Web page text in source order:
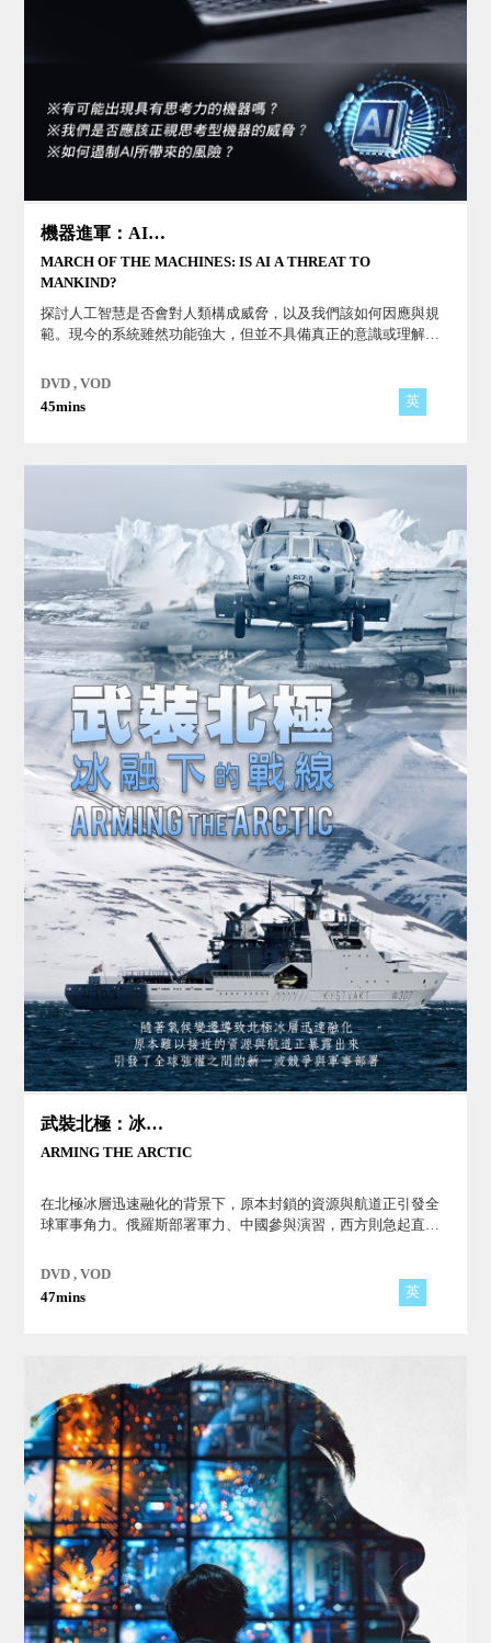
機器進軍：AI會對人類構成威脅嗎？
MARCH OF THE MACHINES: IS AI A THREAT TO
MANKIND?
探討人工智慧是否會對人類構成威脅，以及我們該如何因應與規
範。現今的系統雖然功能強大，但並不具備真正的意識或理解
不在技術本身，而在人類如何使用與規範它。
DVD , VOD
45mins
英
武裝北極：冰融下的戰線
ARMING THE ARCTIC
在北極冰層迅速融化的背景下，原本封鎖的資源與航道正引發全
球軍事角力。俄羅斯部署軍力、中國參與演習，西方則急起直
衝突。
DVD , VOD
47mins
英